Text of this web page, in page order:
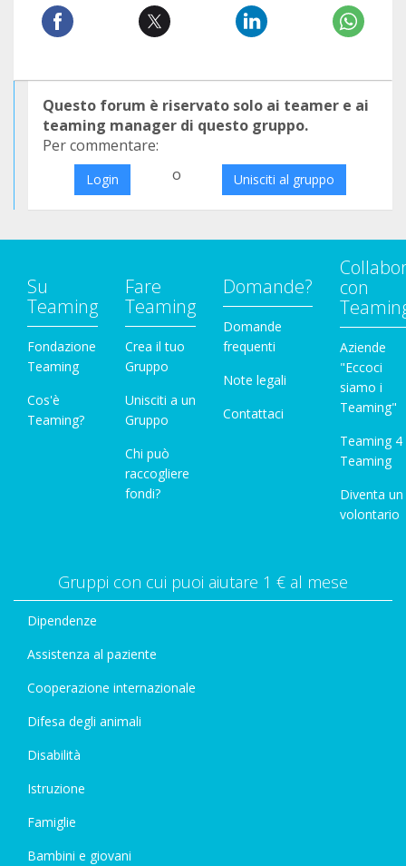
Questo forum è riservato solo ai teamer e ai
teaming manager di questo gruppo.
Per commentare:
Login o Unisciti al gruppo
Su
Teaming
Fondazione
Teaming
Cos'è
Teaming?
Fare
Teaming
Crea il tuo
Gruppo
Unisciti a un
Gruppo
Chi può
raccogliere
fondi?
Domande?
Domande
frequenti
Note legali
Contattaci
con
Aziende
"Eccoci
siamo i
Teaming"
Teaming 4
Teaming
Diventa un
volontario
Gruppi con cui puoi aiutare 1 € al mese
Dipendenze
Assistenza al paziente
Cooperazione internazionale
Difesa degli animali
Disabilità
Istruzione
Famiglie
Bambini e giovani